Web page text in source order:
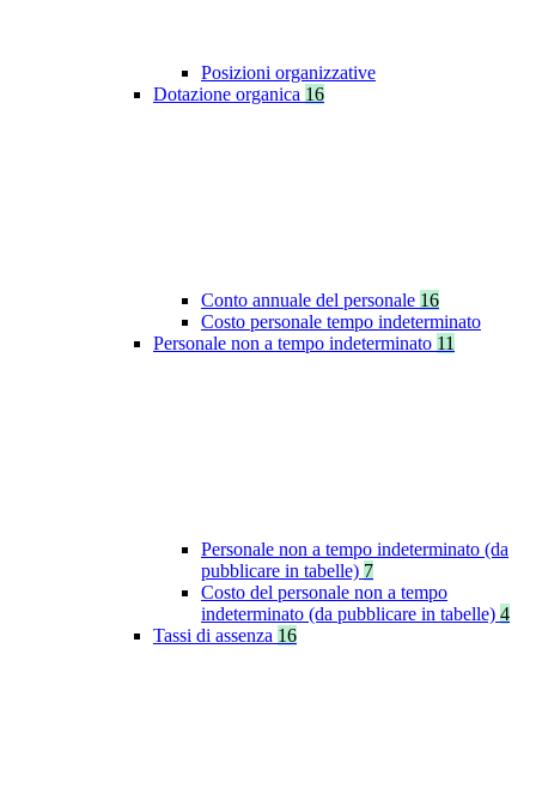
Posizioni organizzative
Dotazione organica 16
Conto annuale del personale 16
Costo personale tempo indeterminato
Personale non a tempo indeterminato 11
Personale non a tempo indeterminato (da
pubblicare in tabelle) 7
Costo del personale non a tempo
indeterminato (da pubblicare in tabelle) 4
Tassi di assenza 16